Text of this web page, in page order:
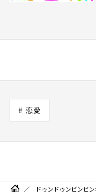
# 恋愛
ドゥンドゥンビンビン